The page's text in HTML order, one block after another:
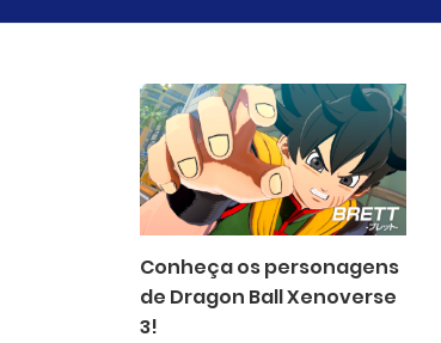
Conheça os personagens
de Dragon Ball Xenoverse
3!